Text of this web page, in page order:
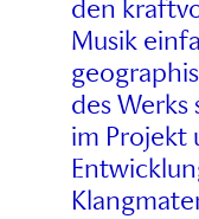
den
Musik
des
im Projekt